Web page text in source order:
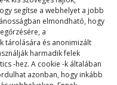
segítse a webhelyet a jobb
elmondható, hogy
a
tárolására és anonimizált
harmadik felek
-hez. A cookie -k általában
azonban, hogy inkább